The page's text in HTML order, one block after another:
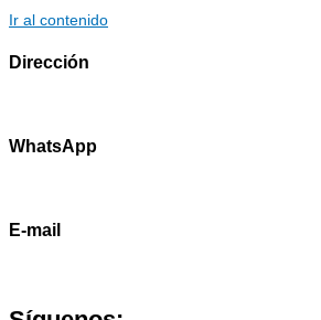
Ir al contenido
Dirección
WhatsApp
E-mail